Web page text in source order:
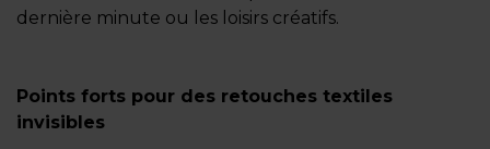
dernière minute ou les loisirs créatifs.
Points forts pour des retouches textiles
invisibles